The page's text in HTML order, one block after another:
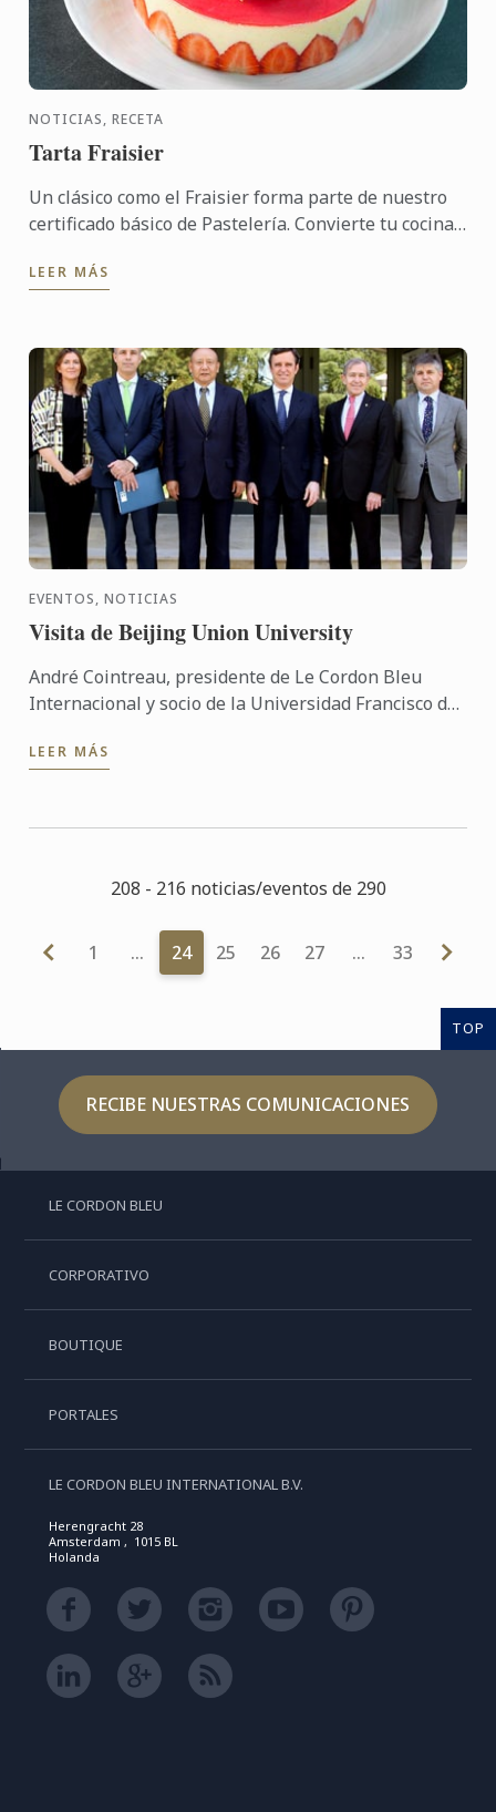
NOTICIAS, RECETA
Tarta Fraisier
Un clásico como el Fraisier forma parte de nuestro
certificado básico de Pastelería. Convierte tu cocina
LEER MÁS
EVENTOS, NOTICIAS
Visita de Beijing Union University
André Cointreau, presidente de Le Cordon Bleu
Internacional y socio de la Universidad Francisco de
china ...
LEER MÁS
208 - 216 noticias/eventos de 290
1 … 24 25 26 27 … 33
TOP
RECIBE NUESTRAS COMUNICACIONES
LE CORDON BLEU
CORPORATIVO
BOUTIQUE
PORTALES
LE CORDON BLEU INTERNATIONAL B.V.
Herengracht 28
Amsterdam , 1015 BL
Holanda